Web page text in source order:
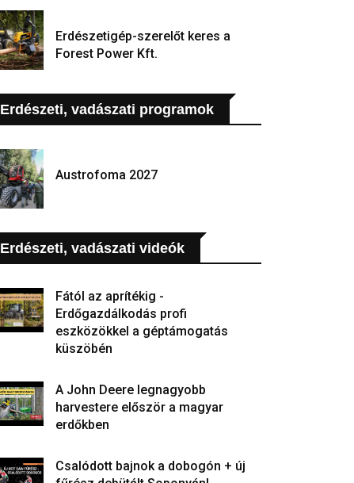
Erdészetigép-szerelőt keres a
Forest Power Kft.
Erdészeti, vadászati programok
Austrofoma 2027
Erdészeti, vadászati videók
Fától az aprítékig -
Erdőgazdálkodás profi
eszközökkel a géptámogatás
küszöbén
A John Deere legnagyobb
harvestere először a magyar
erdőkben
Csalódott bajnok a dobogón + új